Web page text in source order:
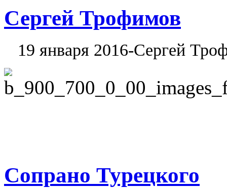
Сергей Трофимов
19 января 2016-Сергей
Сопрано Турецкого